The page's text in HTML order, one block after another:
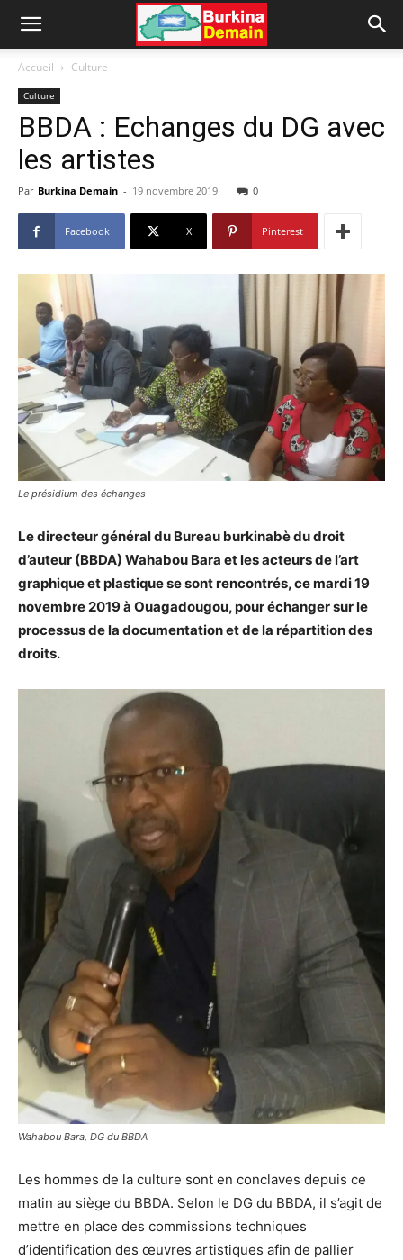
Accueil Culture
Culture
BBDA : Echanges du DG avec
les artistes
Par Burkina Demain - 19 novembre 2019 0
Facebook X Pinterest
Le présidium des échanges
Le directeur général du Bureau burkinabè du droit
d’auteur (BBDA) Wahabou Bara et les acteurs de l’art
graphique et plastique se sont rencontrés, ce mardi 19
novembre 2019 à Ouagadougou, pour échanger sur le
processus de la documentation et de la répartition des
droits.
Wahabou Bara, DG du BBDA
Les hommes de la culture sont en conclaves depuis ce
matin au siège du BBDA. Selon le DG du BBDA, il s’agit de
mettre en place des commissions techniques
d’identification des œuvres artistiques afin de pallier